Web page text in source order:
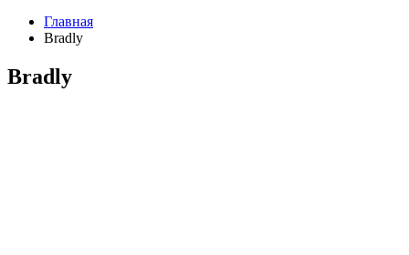
Главная
Bradly
Bradly